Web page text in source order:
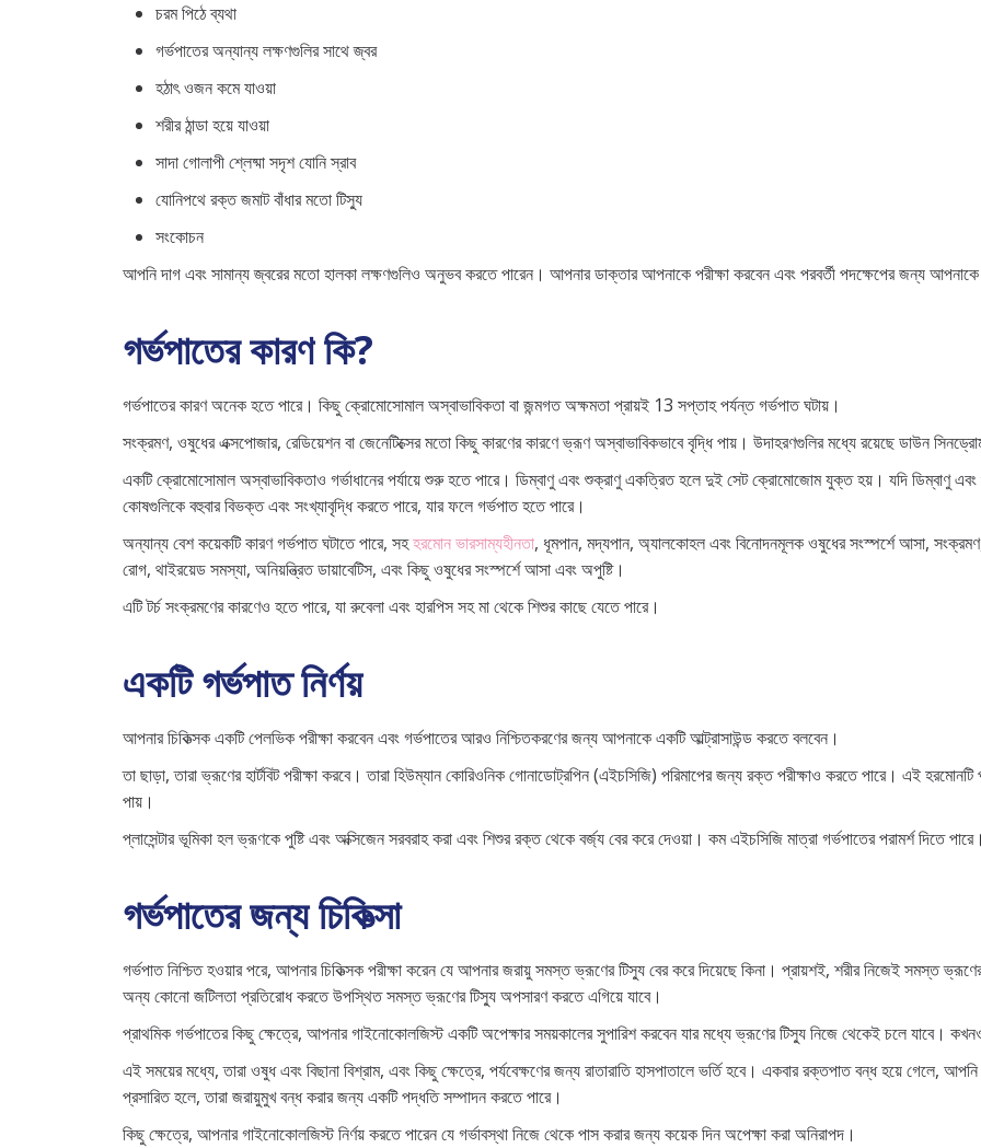
চরম পিঠে ব্যথা
গর্ভপাতের অন্যান্য লক্ষণগুলির সাথে জ্বর
হঠাৎ ওজন কমে যাওয়া
শরীর ঠান্ডা হয়ে যাওয়া
সাদা গোলাপী শ্লেষ্মা সদৃশ যোনি স্রাব
যোনিপথে রক্ত ​​জমাট বাঁধার মতো টিস্যু
সংকোচন
আপনি দাগ এবং সামান্য জ্বরের মতো হালকা লক্ষণগুলিও অনুভব করতে পারেন। আপনার ডাক্তার আপনাকে পরীক্ষা করবেন এবং পরবর্তী পদক্ষেপের জন্য
গর্ভপাতের কারণ কি?
গর্ভপাতের কারণ অনেক হতে পারে। কিছু ক্রোমোসোমাল অস্বাভাবিকতা বা জন্মগত অক্ষমতা প্রায়ই 13 সপ্তাহ পর্যন্ত গর্ভপাত ঘটায়।
সংক্রমণ, ওষুধের এক্সপোজার, রেডিয়েশন বা জেনেটিক্সের মতো কিছু কারণের কারণে ভ্রূণ অস্বাভাবিকভাবে বৃদ্ধি পায়। উদাহরণগুলির মধ্যে রয়েছে ডাউন
একটি ক্রোমোসোমাল অস্বাভাবিকতাও গর্ভাধানের পর্যায়ে শুরু হতে পারে। ডিম্বাণু এবং শুক্রাণু একত্রিত হলে দুই সেট ক্রোমোজোম যুক্ত হয়। যদি ডিম্বাণু
কোষগুলিকে বহুবার বিভক্ত এবং সংখ্যাবৃদ্ধি করতে পারে, যার ফলে গর্ভপাত হতে পারে।
অন্যান্য বেশ কয়েকটি কারণ গর্ভপাত ঘটাতে পারে, সহহরমোন ভারসাম্যহীনতা, ধূমপান, মদ্যপান, অ্যালকোহল এবং বিনোদনমূলক ওষুধের সংস্পর্শে আসা, সংক্রমণ,
রোগ, থাইরয়েড সমস্যা, অনিয়ন্ত্রিত ডায়াবেটিস, এবং কিছু ওষুধের সংস্পর্শে আসা এবং অপুষ্টি।
এটি টর্চ সংক্রমণের কারণেও হতে পারে, যা রুবেলা এবং হারপিস সহ মা থেকে শিশুর কাছে যেতে পারে।
একটি গর্ভপাত নির্ণয়
আপনার চিকিত্সক একটি পেলভিক পরীক্ষা করবেন এবং গর্ভপাতের আরও নিশ্চিতকরণের জন্য আপনাকে একটি আল্ট্রাসাউন্ড করতে বলবেন।
তা ছাড়া, তারা ভ্রূণের হার্টবিট পরীক্ষা করবে। তারা হিউম্যান কোরিওনিক গোনাডোট্রপিন (এইচসিজি) পরিমাপের জন্য রক্ত ​​পরীক্ষাও করতে পারে। এই হরমোনটি
পায়।
প্লাসেন্টার ভূমিকা হল ভ্রূণকে পুষ্টি এবং অক্সিজেন সরবরাহ করা এবং শিশুর রক্ত ​​থেকে বর্জ্য বের করে দেওয়া। কম এইচসিজি মাত্রা গর্ভপাতের পরামর্শ দিতে
গর্ভপাতের জন্য চিকিত্সা
গর্ভপাত নিশ্চিত হওয়ার পরে, আপনার চিকিত্সক পরীক্ষা করেন যে আপনার জরায়ু সমস্ত ভ্রূণের টিস্যু বের করে দিয়েছে কিনা। প্রায়শই, শরীর নিজেই সমস্ত
অন্য কোনো জটিলতা প্রতিরোধ করতে উপস্থিত সমস্ত ভ্রূণের টিস্যু অপসারণ করতে এগিয়ে যাবে।
প্রাথমিক গর্ভপাতের কিছু ক্ষেত্রে, আপনার গাইনোকোলজিস্ট একটি অপেক্ষার সময়কালের সুপারিশ করবেন যার মধ্যে ভ্রূণের টিস্যু নিজে থেকেই চলে যাবে।
এই সময়ের মধ্যে, তারা ওষুধ এবং বিছানা বিশ্রাম, এবং কিছু ক্ষেত্রে, পর্যবেক্ষণের জন্য রাতারাতি হাসপাতালে ভর্তি হবে। একবার রক্তপাত বন্ধ হয়ে গেলে,
প্রসারিত হলে, তারা জরায়ুমুখ বন্ধ করার জন্য একটি পদ্ধতি সম্পাদন করতে পারে।
কিছু ক্ষেত্রে, আপনার গাইনোকোলজিস্ট নির্ণয় করতে পারেন যে গর্ভাবস্থা নিজে থেকে পাস করার জন্য কয়েক দিন অপেক্ষা করা অনিরাপদ।